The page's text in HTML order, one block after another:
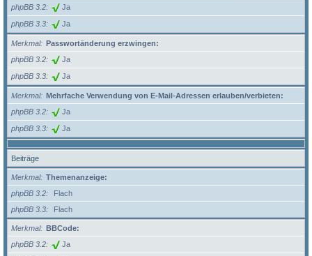
phpBB 3.2
Ja
phpBB 3.3 Ja
Merkmal
Passwortänderung erzwingen:
phpBB 3.2
Ja
phpBB 3.3 Ja
Merkmal
Mehrfache Verwendung von E-Mail-Adressen erlauben/verbieten:
phpBB 3.2
Ja
phpBB 3.3 Ja
Beiträge
Merkmal
Themenanzeige:
phpBB 3.2
Flach
phpBB 3.3
Flach
Merkmal
BBCode:
phpBB 3.2
Ja